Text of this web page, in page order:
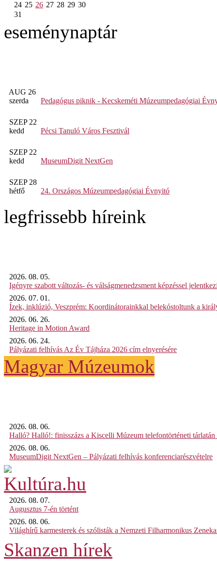
24 25 26 27 28 29 30
31
eseménynaptár
AUG 26
szerda
Pedagógus piknik - Kecskeméti Múzeumpedagógiai
SZEP 22
kedd
Pécsi Tanuló Város Fesztivál
SZEP 22
kedd
MuseumDigit NextGen
SZEP 28
hétfő
24. Országos Múzeumpedagógiai Évnyitó
legfrissebb híreink
2026. 08. 05.
Igényre szabott változás- és válságmenedzsment képzéssel
2026. 07. 01.
Ízek, inklúzió, Veszprém: Koordinátorainkkal belekóstoltunk a
2026. 06. 26.
Heritage in Motion Award
2026. 06. 24.
Pályázati felhívás Az Év Tájháza 2026 cím elnyerésére
Magyar Múzeumok
2026. 08. 06.
Halló? Halló!: finisszázs a Kiscelli Múzeum telefontörténeti tárlatán
2026. 08. 06.
MuseumDigit NextGen – Pályázati felhívás konferenciarészvételre
2026. 08. 07.
Augusztus 7-én történt
2026. 08. 06.
Világhírű karmesterek és szólisták a Nemzeti Filharmonikus
Skanzen hírek